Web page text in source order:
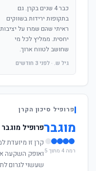
כבר 4 שנים בקרן. גם
בתקופות ירידות בשווקים
ראיתי שהם שמרו על יציבות
יחסית. ממליץ לכל מי
שחושב לטווח ארוך.
גיל ש. · לפני 3 חודשים
פרופיל סיכון הקרן
מוגבר
רמה 4 מתוך 5
פרופיל
קרן זו מיועדת
ואופק השקעה
שעשוי לגרום